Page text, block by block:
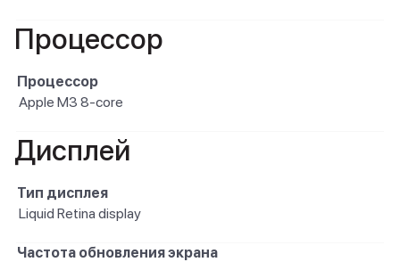
Процессор
Процессор
Apple M3 8-core
Дисплей
Тип дисплея
Liquid Retina display
Частота обновления экрана